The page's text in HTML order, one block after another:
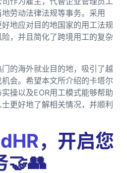
劳动法律法规等事务。采用
地应对目的地国家的用工法规
，并且简化了跨境用工的复杂
的海外就业目的地，吸引了越
会。希望本文所介绍的卡塔尔
操以及EOR用工模式能够帮助
更好地了解相关情况，并顺利
，开启您
🤝👥